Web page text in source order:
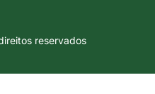
reservados